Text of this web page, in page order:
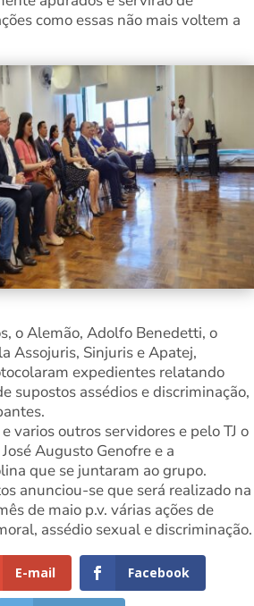
como essas não mais voltem a
o Alemão, Adolfo Benedetti, o
Assojuris, Sinjuris e Apatej,
expedientes relatando
supostos assédios e discriminação,
varios outros servidores e pelo TJ o
Augusto Genofre e a
que se juntaram ao grupo.
anunciou-se que será realizado na
de maio p.v. várias ações de
assédio sexual e discriminação.
E-mail Facebook